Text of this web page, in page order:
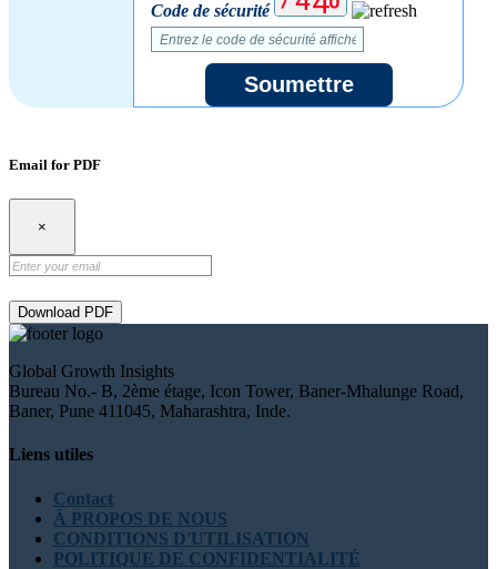
Code de sécurité
Soumettre
Email for PDF
×
Download PDF
Global Growth Insights
Bureau No.- B, 2ème étage, Icon Tower, Baner-Mhalunge Road,
Baner, Pune 411045, Maharashtra, Inde.
Liens utiles
Contact
À PROPOS DE NOUS
CONDITIONS D'UTILISATION
POLITIQUE DE CONFIDENTIALITÉ